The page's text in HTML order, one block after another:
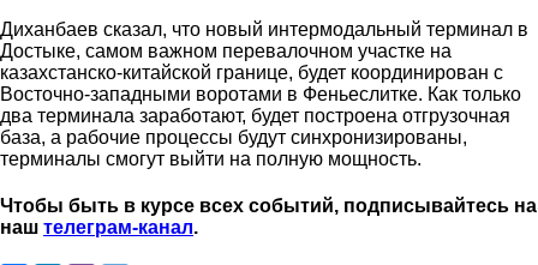
Диханбаев сказал, что новый интермодальный терминал в
Достыке, самом важном перевалочном участке на
казахстанско-китайской границе, будет координирован с
Восточно-западными воротами в Феньеслитке. Как только
два терминала заработают, будет построена отгрузочная
база, а рабочие процессы будут синхронизированы,
терминалы смогут выйти на полную мощность.
Чтобы быть в курсе всех событий, подписывайтесь на
наш телеграм-канал.